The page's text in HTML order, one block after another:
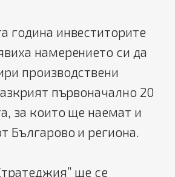
година инвеститорите
намерението си да
производствени
първоначално 20
за които ще наемат и
Българово и региона.
ще се